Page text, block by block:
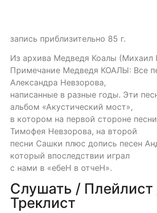
запись приблизительно 85 г.
Из архива Медведя Коалы (Михаил
Примечание Медведя КОАЛЫ: Все
Александра Невзорова,
написанные в разные годы. Эти
альбом «Акустический мост»,
в котором на первой стороне
Тимофея Невзорова, на второй
песни Сашки плюс допись песен
который впоследствии играл
с нами в «ебеН в отчеН».
Слушать / Плейлист
Треклист